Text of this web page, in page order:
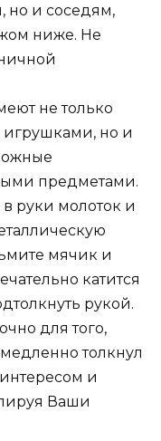
но и соседям,
ниже. Не
не только
игрушками, но и
предметами.
руки молоток и
мячик и
катится
рукой.
для того,
толкнул
и
Ваши